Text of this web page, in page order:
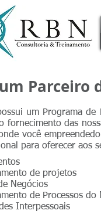
Parceiro
um Programa de
fornecimento das
você
para oferecer aos
de projetos
Negócios
de Processos do
Interpessoais